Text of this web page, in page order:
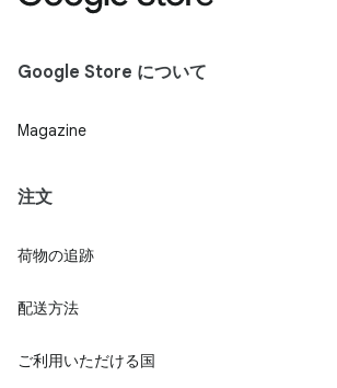
Google Store について
Magazine
注文
荷物の追跡
配送方法
ご利用いただける国